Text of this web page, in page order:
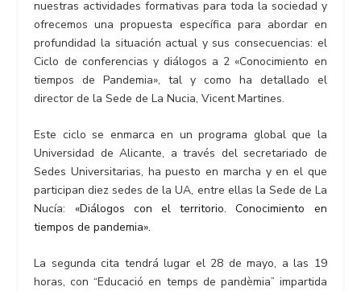
nuestras actividades formativas para toda la sociedad y
ofrecemos una propuesta específica para abordar en
profundidad la situación actual y sus consecuencias: el
Ciclo de conferencias y diálogos a 2 «Conocimiento en
tiempos de Pandemia», tal y como ha detallado el
director de la Sede de La Nucia, Vicent Martines.
Este ciclo se enmarca en un programa global que la
Universidad de Alicante, a través del secretariado de
Sedes Universitarias, ha puesto en marcha y en el que
participan diez sedes de la UA, entre ellas la Sede de La
Nucía: «Diálogos con el territorio. Conocimiento en
tiempos de pandemia».
La segunda cita tendrá lugar el 28 de mayo, a las 19
horas, con “Educació en temps de pandèmia” impartida